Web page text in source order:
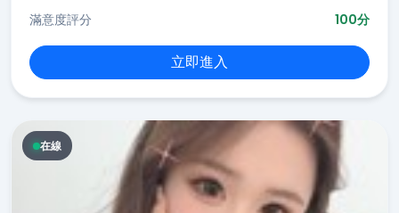
滿意度評分
100分
立即進入
在線